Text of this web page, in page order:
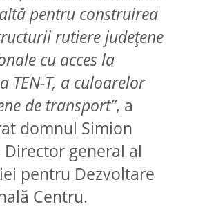
pentru construirea
rutiere județene
cu acces la
TEN-T, a culoarelor
de transport”, a
domnul Simion
Director general al
pentru Dezvoltare
Centru.